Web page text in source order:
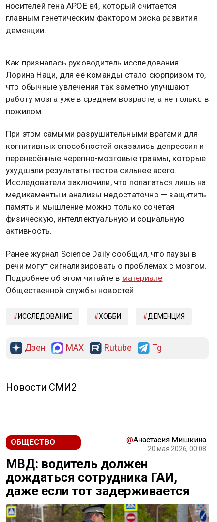
носителей гена APOE ε4, который считается
главным генетическим фактором риска развития
деменции.
Как призналась руководитель исследования
Лорина Наци, для её команды стало сюрпризом то,
что обычные увлечения так заметно улучшают
работу мозга уже в среднем возрасте, а не только в
пожилом.
При этом самыми разрушительными врагами для
когнитивных способностей оказались депрессия и
перенесённые черепно-мозговые травмы, которые
ухудшали результаты тестов сильнее всего.
Исследователи заключили, что полагаться лишь на
медикаменты и анализы недостаточно — защитить
память и мышление можно только сочетая
физическую, интеллектуальную и социальную
активность.
Ранее журнал Science Daily сообщил, что паузы в
речи могут сигнализировать о проблемах с мозгом.
Подробнее об этом читайте в материале
Общественной службы новостей.
ИССЛЕДОВАНИЕ ХОББИ ДЕМЕНЦИЯ
Дзен MAX Rutube Tg
Новости СМИ2
ОБЩЕСТВО @Анастасия Мишкина
20 мая 2026, 00:08
МВД: водитель должен
дождаться сотрудника ГАИ,
даже если тот задерживается